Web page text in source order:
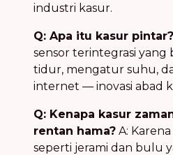
industri kasur.
Q: Apa itu kasur pintar?
sensor terintegrasi yang
tidur, mengatur suhu,
internet — inovasi abad
Q: Kenapa kasur
rentan hama? A:
seperti jerami dan bulu